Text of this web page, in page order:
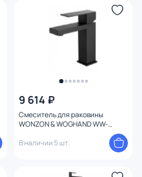
9 614 ₽
Смеситель для раковины
WONZON & WOGHAND WW-
A40982-MB черный матовый
В наличии 5 шт.